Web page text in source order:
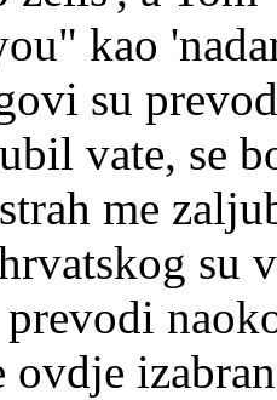
kao
su
vate, se
me
su
ovdje